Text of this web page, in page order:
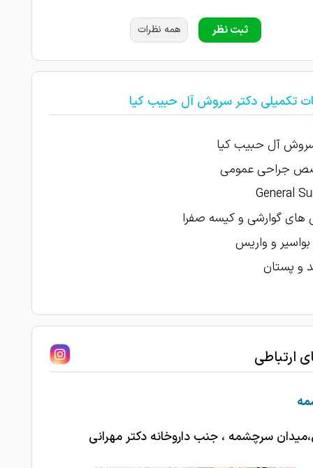
ثبت نظر همه نظرات
تکمیلی دکتر سروش آل حبیب کیا
آل حبیب کیا
جراحی عمومی
General
های گوارشی و کیسه صفرا
و واریس
و پستان
ارتباطی
سرچشمه ، جنب داروخانه دکتر مهرانی